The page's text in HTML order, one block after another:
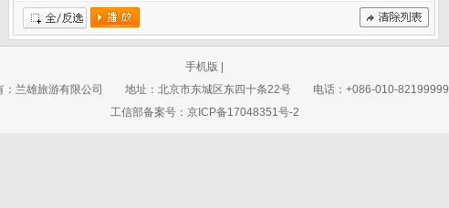
全/反选 播放 清除记录
手机版
：兰雄旅游有限公司 地址：北京市东城区东四十条22号 电话：+086-010-82199999
工信部备案号：京ICP备17048351号-2